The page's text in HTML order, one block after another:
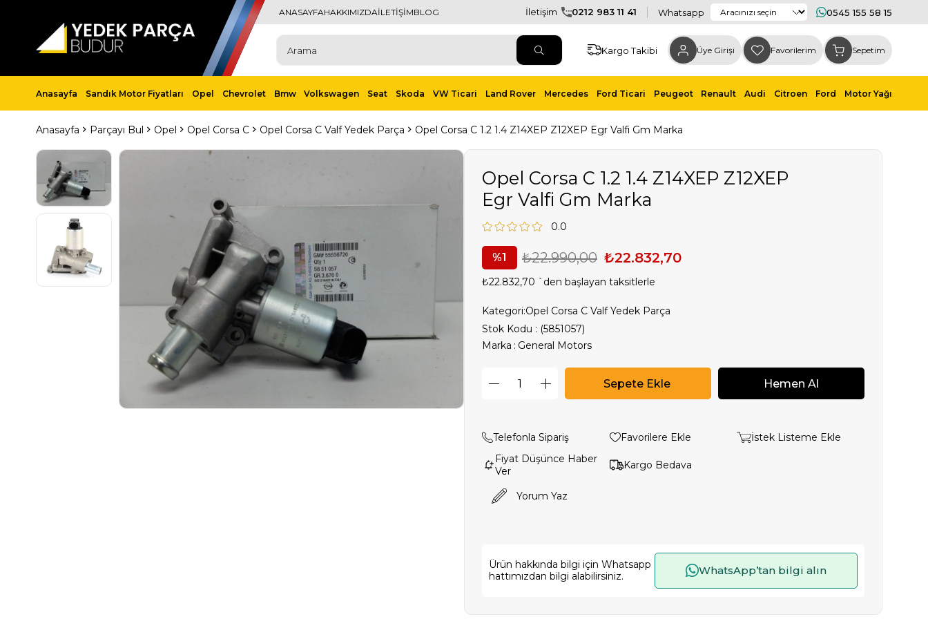
ANASAYFAHAKKIMIZDAİLETİŞİMBLOG İletişim 0212 983 11 41 Whatsapp 0545 155 58 15
Kargo Takibi Üye Girişi Favorilerim Sepetim
Anasayfa Sandık Motor Fiyatları Opel Chevrolet Bmw Volkswagen Seat Skoda VW Ticari Land Rover Mercedes Ford Ticari Peugeot Renault Audi Citroen Ford Motor Yağı
Anasayfa Parçayı Bul Opel Opel Corsa C Opel Corsa C Valf Yedek Parça Opel Corsa C 1.2 1.4 Z14XEP Z12XEP Egr Valfi Gm Marka
Opel Corsa C 1.2 1.4 Z14XEP Z12XEP
Egr Valfi Gm Marka
0.0
1 ₺22.990,00 ₺22.832,70
₺22.832,70 `den başlayan taksitlerle
Kategori:Opel Corsa C Valf Yedek Parça
Stok Kodu
(5851057)
Marka : General Motors
Telefonla Sipariş Favorilere Ekle
İstek Listeme Ekle
Fiyat Düşünce Haber
Ver
Kargo Bedava
Yorum Yaz
Ürün hakkında bilgi için Whatsapp
hattımızdan bilgi alabilirsiniz.
WhatsApp’tan bilgi alın